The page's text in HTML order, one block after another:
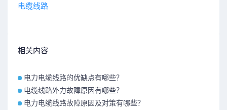
电缆线路
相关内容
电力电缆线路的优缺点有哪些？
电缆线路外力故障原因有哪些？
电力电缆线路故障原因及对策有哪些？